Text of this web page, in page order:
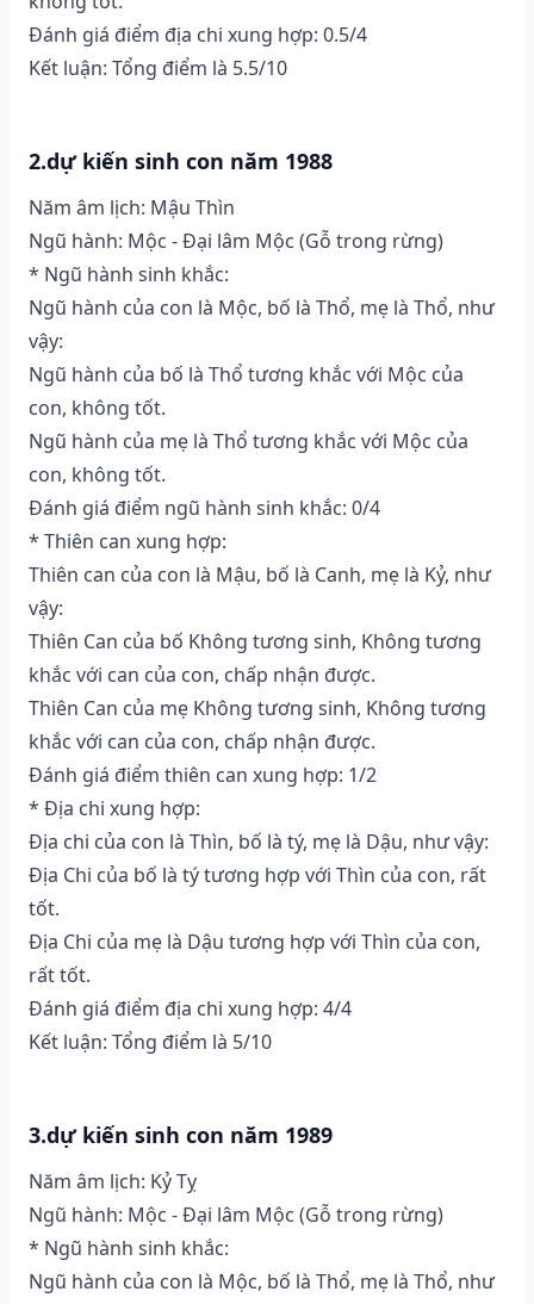
Đánh giá điểm địa chi xung hợp: 0.5/4
Kết luận: Tổng điểm là 5.5/10
2.dự kiến sinh con năm 1988
Năm âm lịch: Mậu Thìn
Ngũ hành: Mộc - Đại lâm Mộc (Gỗ trong rừng)
* Ngũ hành sinh khắc:
Ngũ hành của con là Mộc, bố là Thổ, mẹ là Thổ, như
vậy:
Ngũ hành của bố là Thổ tương khắc với Mộc của
con, không tốt.
Ngũ hành của mẹ là Thổ tương khắc với Mộc của
con, không tốt.
Đánh giá điểm ngũ hành sinh khắc: 0/4
* Thiên can xung hợp:
Thiên can của con là Mậu, bố là Canh, mẹ là Kỷ, như
vậy:
Thiên Can của bố Không tương sinh, Không tương
khắc với can của con, chấp nhận được.
Thiên Can của mẹ Không tương sinh, Không tương
khắc với can của con, chấp nhận được.
Đánh giá điểm thiên can xung hợp: 1/2
* Địa chi xung hợp:
Địa chi của con là Thìn, bố là tý, mẹ là Dậu, như vậy:
Địa Chi của bố là tý tương hợp với Thìn của con, rất
tốt.
Địa Chi của mẹ là Dậu tương hợp với Thìn của con,
rất tốt.
Đánh giá điểm địa chi xung hợp: 4/4
Kết luận: Tổng điểm là 5/10
3.dự kiến sinh con năm 1989
Năm âm lịch: Kỷ Tỵ
Ngũ hành: Mộc - Đại lâm Mộc (Gỗ trong rừng)
* Ngũ hành sinh khắc:
Ngũ hành của con là Mộc, bố là Thổ, mẹ là Thổ, như